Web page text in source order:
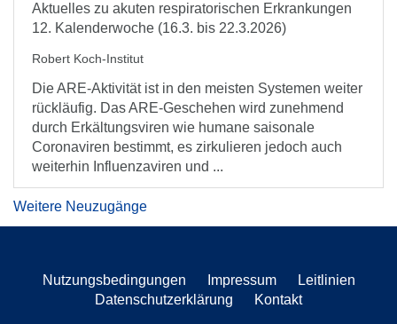
Aktuelles zu akuten respiratorischen Erkrankungen
12. Kalenderwoche (16.3. bis 22.3.2026)
Robert Koch-Institut
Die ARE-Aktivität ist in den meisten Systemen weiter
rückläufig. Das ARE-Geschehen wird zunehmend
durch Erkältungsviren wie humane saisonale
Coronaviren bestimmt, es zirkulieren jedoch auch
weiterhin Influenzaviren und ...
Weitere Neuzugänge
Nutzungsbedingungen Impressum
Leitlinien
Datenschutzerklärung
Kontakt